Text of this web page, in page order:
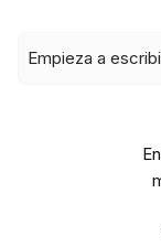
Empieza a